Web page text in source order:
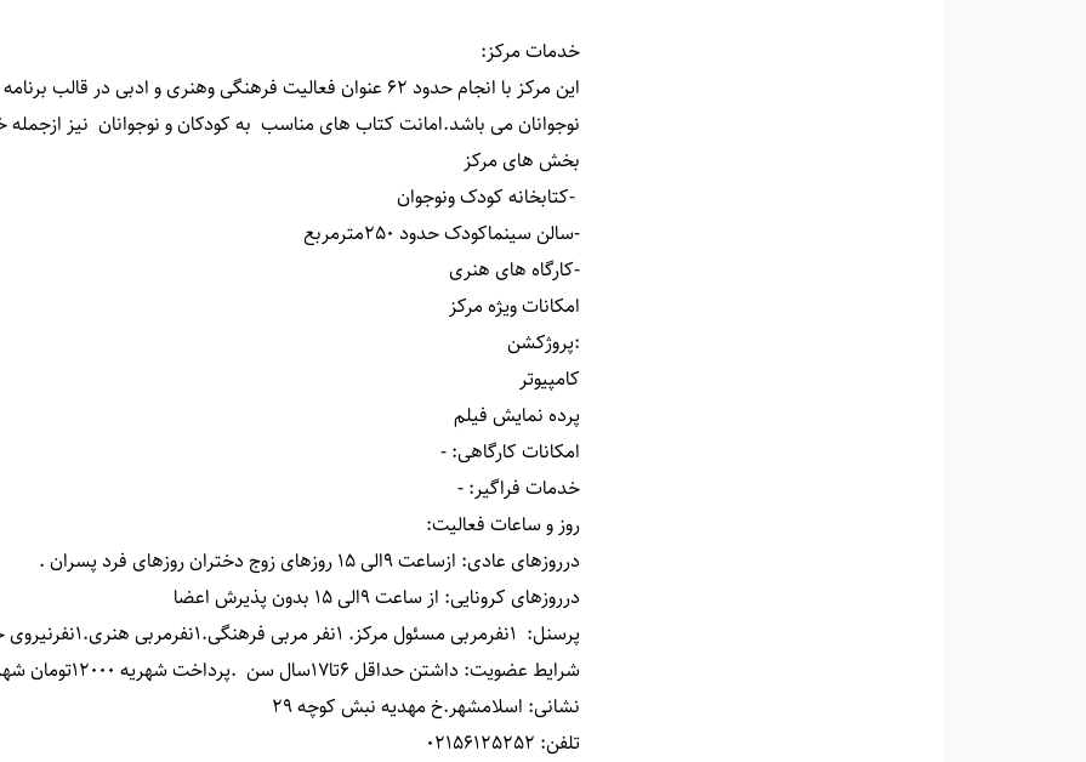
خدمات مرکز:
این مرکز با انجام حدود 62 عنوان فعالیت فرهنگی وهنری و ادبی
نوجوانان می باشد.امانت کتاب های مناسب به کودکان و نوجوانان نیز
بخش های مرکز
-کتابخانه کودک ونوجوان
-سالن سینماکودک حدود 250مترمربع
-کارگاه های هنری
امکانات ویژه مرکز
:پروژکشن
کامپیوتر
پرده نمایش فیلم
امکانات کارگاهی:
-
خدمات فراگیر:
-
روز و ساعات فعالیت:
درروزهای عادی: ازساعت 9الی 15 روزهای زوج دختران روزهای فرد پسران .
درروزهای کرونایی: از ساعت 9الی 15 بدون پذیرش اعضا
پرسنل:
شرایط عضویت:داشتن حداقل 6تا17سال سن .پرداخت شهریه 12000تومان شهریه یکسال درمرکزحقیقی
نشانی: اسلامشهر.خ مهدیه نبش کوچه 29
تلفن:
02156125252